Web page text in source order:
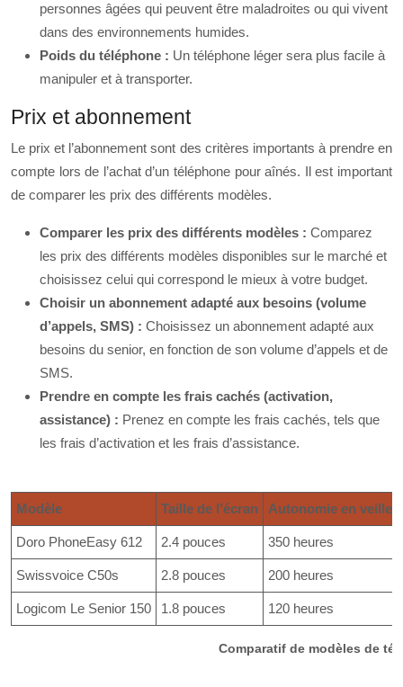
personnes âgées qui peuvent être maladroites ou qui vivent
dans des environnements humides.
Poids du téléphone : Un téléphone léger sera plus facile à
manipuler et à transporter.
Prix et abonnement
Le prix et l’abonnement sont des critères importants à prendre en
compte lors de l’achat d’un téléphone pour aînés. Il est important
de comparer les prix des différents modèles.
Comparer les prix des différents modèles : Comparez
les prix des différents modèles disponibles sur le marché et
choisissez celui qui correspond le mieux à votre budget.
Choisir un abonnement adapté aux besoins (volume
d’appels, SMS) : Choisissez un abonnement adapté aux
besoins du senior, en fonction de son volume d’appels et de
SMS.
Prendre en compte les frais cachés (activation,
assistance) : Prenez en compte les frais cachés, tels que
les frais d’activation et les frais d’assistance.
Comparatif de modèles de
Modèle Taille de l’écran Autonomie en veille
Doro PhoneEasy 612 2.4 pouces 350 heures
Swissvoice C50s 2.8 pouces 200 heures
Logicom Le Senior 150 1.8 pouces 120 heures